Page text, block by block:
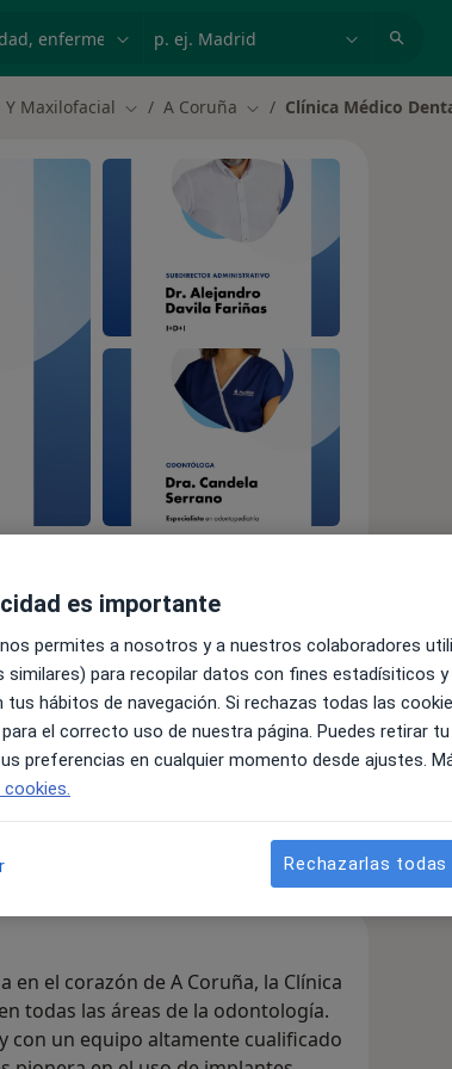
Maxilofacial Cambiar de ciudad
A Coruña Cambiar de ciudad
Clínica Médico
Pardiñas
ver más
Opiniones
en el corazón de A Coruña, la Clínica
todas las áreas de la odontología.
con un equipo altamente cualificado
es importante
permites a nosotros y a nuestros colaboradores
similares) para recopilar datos con fines estadísiticos
tus hábitos de navegación. Si rechazas todas las
el correcto uso de nuestra página. Puedes retirar
preferencias en cualquier momento desde ajustes.
Rechazarlas todas